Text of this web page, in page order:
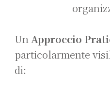
Un Approccio
particolarmente
di: